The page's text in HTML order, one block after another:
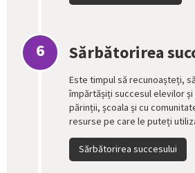
6 Sărbătorirea
Este timpul să recunoașteți,
împărtășiți succesul elevilor
părinții, școala și cu
resurse pe care le puteți
Sărbătorirea succesului